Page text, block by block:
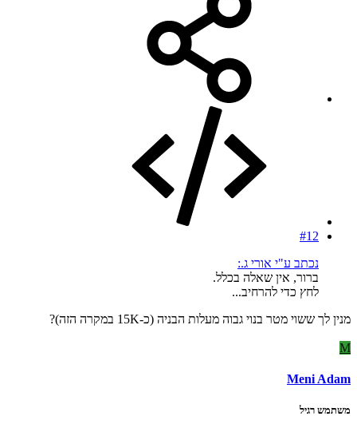
#12
נכתב ע"י אורי ג.:
ברור, אין שאלה בכלל.
לחץ כדי להרחיב...
מנין לך ששוי מטר בנוי גבוה מעלות הבניה (כ-15K במקרה הזה)?
M
Meni Adam
משתמש רגיל